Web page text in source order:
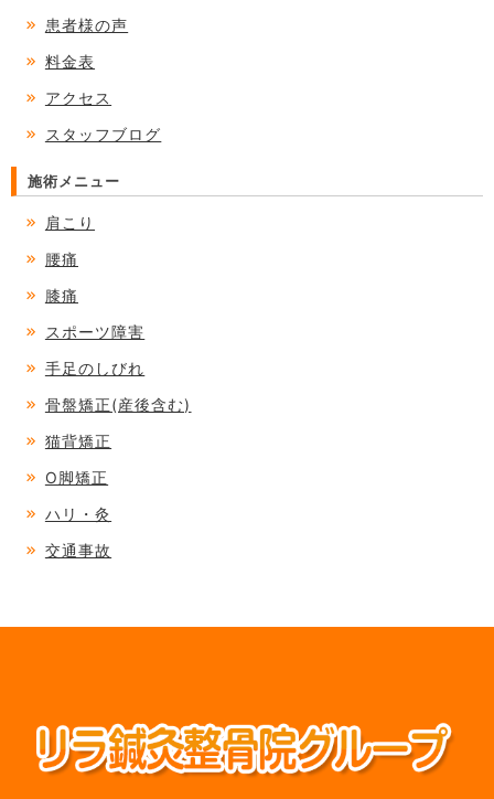
患者様の声
料金表
アクセス
スタッフブログ
施術メニュー
肩こり
腰痛
膝痛
スポーツ障害
手足のしびれ
骨盤矯正(産後含む)
猫背矯正
O脚矯正
ハリ・灸
交通事故